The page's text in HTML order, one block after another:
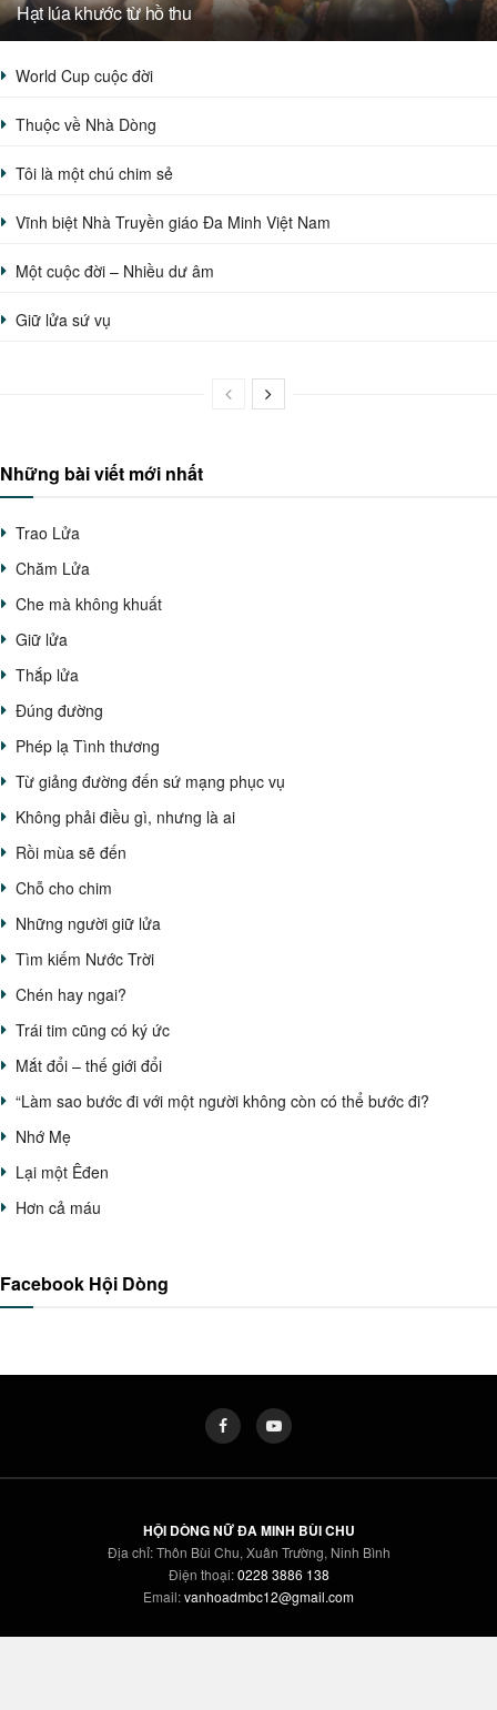
Hạt lúa khước từ hồ thu
World Cup cuộc đời
Thuộc về Nhà Dòng
Tôi là một chú chim sẻ
Vĩnh biệt Nhà Truyền giáo Đa Minh Việt Nam
Một cuộc đời – Nhiều dư âm
Giữ lửa sứ vụ
Những bài viết mới nhất
Trao Lửa
Chăm Lửa
Che mà không khuất
Giữ lửa
Thắp lửa
Đúng đường
Phép lạ Tình thương
Từ giảng đường đến sứ mạng phục vụ
Không phải điều gì, nhưng là ai
Rồi mùa sẽ đến
Chỗ cho chim
Những người giữ lửa
Tìm kiếm Nước Trời
Chén hay ngai?
Trái tim cũng có ký ức
Mắt đổi – thế giới đổi
“Làm sao bước đi với một người không còn có thể bước đi?
Nhớ Mẹ
Lại một Êđen
Hơn cả máu
Facebook Hội Dòng
HỘI DÒNG NỮ ĐA MINH BÙI CHU
Địa chỉ: Thôn Bùi Chu, Xuân Trường, Ninh Bình
Điện thoại:0228 3886 138
Email:vanhoadmbc12@gmail.com